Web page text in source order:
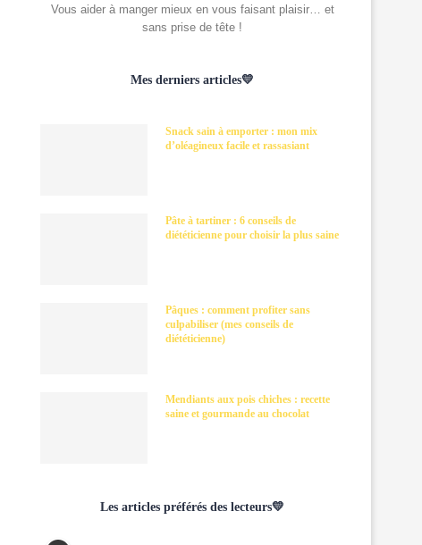
Vous aider à manger mieux en vous faisant plaisir… et
sans prise de tête !
Mes derniers articles💛
Snack sain à emporter : mon mix
d’oléagineux facile et rassasiant
Pâte à tartiner : 6 conseils de
diététicienne pour choisir la plus saine
Pâques : comment profiter sans
culpabiliser (mes conseils de
diététicienne)
Mendiants aux pois chiches : recette
saine et gourmande au chocolat
Les articles préférés des lecteurs💛